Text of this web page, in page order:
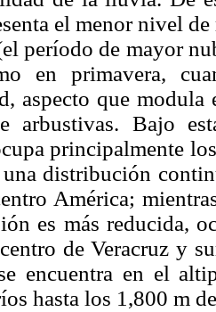
el menor nivel
período de mayor
en primavera,
aspecto que
arbustivas. Bajo
principalmente
distribución
América;
es más reducida,
de Veracruz y
encuentra en el
hasta los 1,800 m